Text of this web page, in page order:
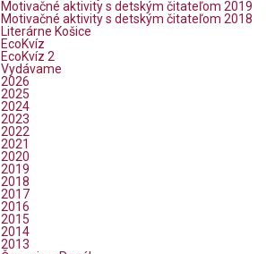
Motivačné aktivity s detským čitateľom 2019
Motivačné aktivity s detským čitateľom 2018
Literárne Košice
EcoKvíz
EcoKvíz 2
Vydávame
2026
2025
2024
2023
2022
2021
2020
2019
2018
2017
2016
2015
2014
2013